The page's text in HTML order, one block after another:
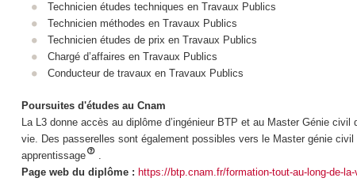
Technicien études techniques en Travaux Publics
Technicien méthodes en Travaux Publics
Technicien études de prix en Travaux Publics
Chargé d’affaires en Travaux Publics
Conducteur de travaux en Travaux Publics
Poursuites d'études au Cnam
La L3 donne accès au diplôme d’ingénieur BTP et au Master Génie
vie. Des passerelles sont également possibles vers le Master génie civil
apprentissage
Page web du diplôme : https://btp.cnam.fr/formation-tout-au-long-de-